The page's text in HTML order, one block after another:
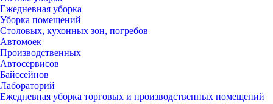
Ежедневная уборка
Уборка помещений
Столовых, кухонных зон, погребов
Автомоек
Производственных
Автосервисов
Байссейнов
Лабораторий
Ежедневная уборка торговых и производственных помещений